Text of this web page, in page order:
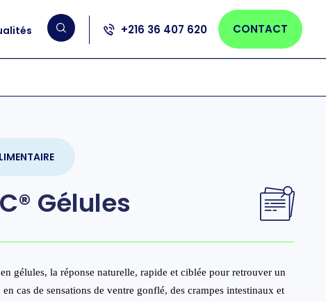
CONTACT
+216 36 407 620
Gélules
en gélules, la réponse naturelle, rapide et ciblée pour retrouver un
cas de sensations de ventre gonflé, des crampes intestinaux et